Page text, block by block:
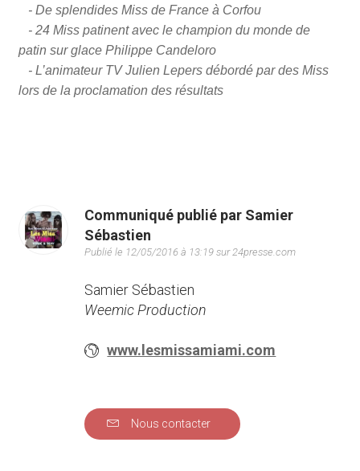
- De splendides Miss de France à Corfou
- 24 Miss patinent avec le champion du monde de
patin sur glace Philippe Candeloro
- L’animateur TV Julien Lepers débordé par des Miss
lors de la proclamation des résultats
Communiqué publié par Samier
Sébastien
Publié le 12/05/2016 à 13:19 sur 24presse.com
Samier Sébastien
Weemic Production
www.lesmissamiami.com
Nous contacter